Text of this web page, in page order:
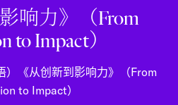
响力》（From
to Impact）
《从创新到影响力》（From
to Impact）